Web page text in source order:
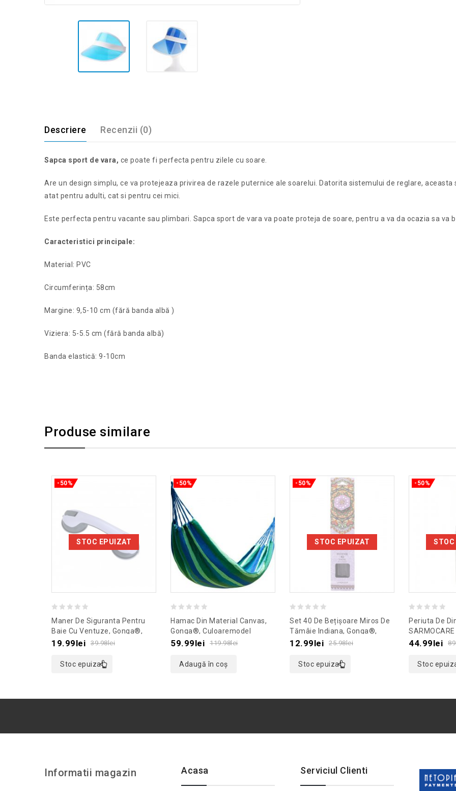
Descriere Recenzii (0)
Sapca sport de vara, ce poate fi perfecta pentru zilele cu soare.
Are un design simplu, ce va protejeaza privirea de razele puternice ale soarelui. Datorita sistemului de reglare,
atat pentru adulti, cat si pentru cei mici.
Este perfecta pentru vacante sau plimbari. Sapca sport de vara va poate proteja de soare, pentru a va da ocazia sa va
Caracteristici principale:
Material: PVC
Circumferința: 58cm
Margine: 9,5-10 cm (fără banda albă )
Viziera: 5-5.5 cm (fără banda albă)
Banda elastică: 9-10cm
Produse similare
STOC EPUIZAT
-50%
out
of
Maner De Siguranta Pentru
Baie Cu Ventuze, Gonga®,
Culoaremodel Verde
39.98lei
19.99lei
Stoc epuizat
-50%
out
of
Hamac Din Material Canvas,
Gonga®, Culoaremodel
Albastru
119.98lei
59.99lei
Adaugă în coș
STOC EPUIZAT
-50%
out
of
Set 40 De Bețișoare Miros De
Tămâie Indiana, Gonga®,
Culoaremodel Mov
25.98lei
12.99lei
Stoc epuizat
-50%
out
of
Periuta De
44.99lei
Stoc
Informatii magazin Acasa Serviciul Clienti